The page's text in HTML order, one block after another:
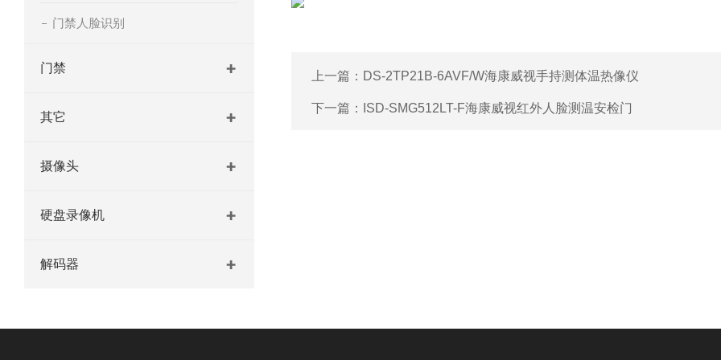
门禁人脸识别
门禁
其它
摄像头
硬盘录像机
解码器
通道尺寸 (mm)
上一篇： DS-2TP21B-6AVF/W海康威视手持测体温热像仪
下一篇： ISD-SMG512LT-F海康威视红外人脸测温安检门